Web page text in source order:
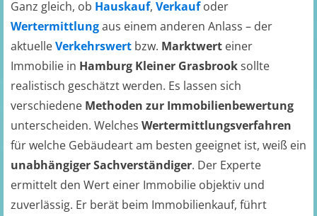
Ganz gleich, ob Hauskauf, Verkaufoder
Wertermittlungaus einem anderen Anlass – der
aktuelleVerkehrswert bzw. Marktwert einer
Immobilie in Hamburg Kleiner Grasbrooksollte
realistisch geschätzt werden. Es lassen sich
verschiedene Methoden zur Immobilienbewertung
unterscheiden. Welches Wertermittlungsverfahren
für welche Gebäudeart am besten geeignet ist, weiß ein
unabhängiger Sachverständiger. Der Experte
ermittelt den Wert einer Immobilie objektiv und
zuverlässig. Er berät beim Immobilienkauf, führt